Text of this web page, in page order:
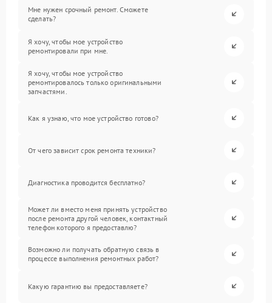
Мне нужен срочный ремонт. Сможете
сделать?
Я хочу, чтобы мое устройство
ремонтировали при мне.
Я хочу, чтобы мое устройство
ремонтировалось только оригинальными
запчастями.
Как я узнаю, что мое устройство готово?
От чего зависит срок ремонта техники?
Диагностика проводится бесплатно?
Может ли вместо меня принять устройство
после ремонта другой человек, контактный
телефон которого я предоставлю?
Возможно ли получать обратную связь в
процессе выполнения ремонтных работ?
Какую гарантию вы предоставляете?